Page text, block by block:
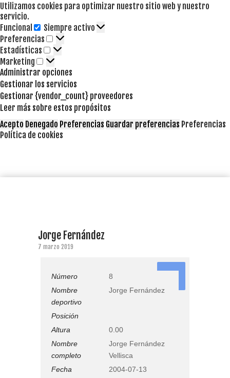
Utilizamos cookies para optimizar nuestro sitio web y nuestro
servicio.
Funcional
Funcional
Siempre activo
Preferencias
Preferencias
Estadísticas Estadísticas
Marketing Marketing
Administrar opciones
Gestionar los servicios
Gestionar {vendor_count} proveedores
Leer más sobre estos propósitos
Acepto Denegado Preferencias Guardar preferencias Preferencias
Política de cookies
Jorge Fernández
7 marzo 2019
Número
8
Nombre
deportivo
Jorge Fernández
Posición
Altura
0.00
Nombre
completo
Jorge Fernández
Vellisca
Fecha
2004-07-13